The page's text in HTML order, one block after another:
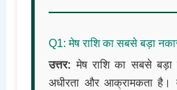
Q1: मेष राशि का सबसे बड़ा
उत्तर: मेष राशि का सबसे बड़ा
अधीरता और आक्रामकता है।